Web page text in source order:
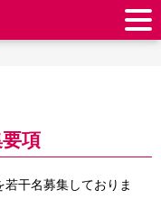
章
育
ランチ
／ジュニアクラブ
項
干名募集しておりま